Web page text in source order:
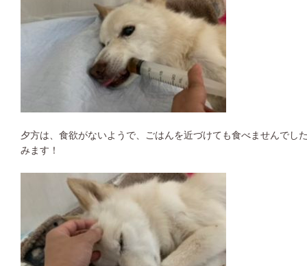
夕方は、食欲がないようで、ごはんを近づけても食べませんでし
みます！